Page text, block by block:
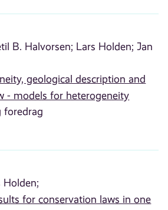
B. Halvorsen; Lars Holden; Jan
geological description and
- models for heterogeneity
foredrag
Holden;
for conservation laws in one